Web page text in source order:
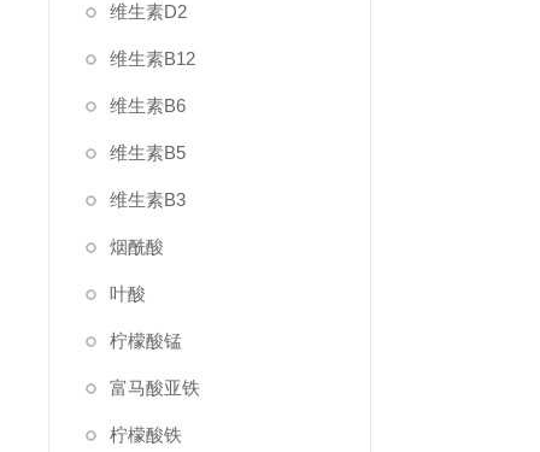
维生素D2
维生素B12
维生素B6
维生素B5
维生素B3
烟酰酸
叶酸
柠檬酸锰
富马酸亚铁
柠檬酸铁